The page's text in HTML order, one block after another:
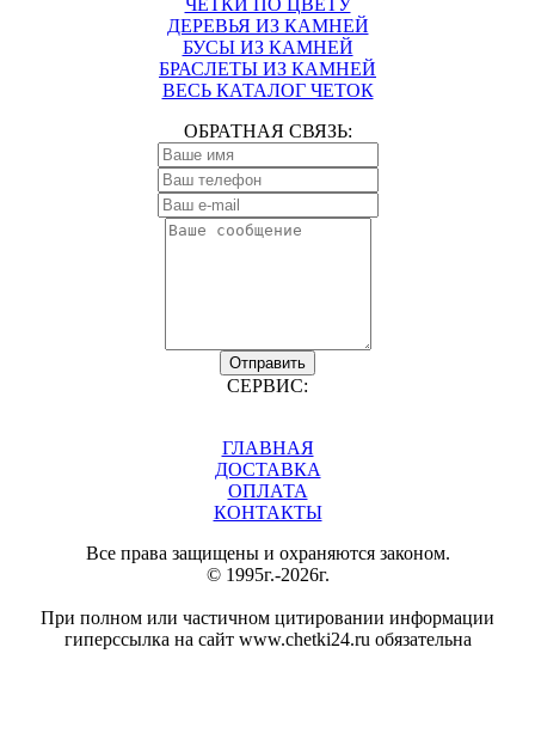
ЧЕТКИ ПО ЦВЕТУ
ДЕРЕВЬЯ ИЗ КАМНЕЙ
БУСЫ ИЗ КАМНЕЙ
БРАСЛЕТЫ ИЗ КАМНЕЙ
ВЕСЬ КАТАЛОГ ЧЕТОК
ОБРАТНАЯ СВЯЗЬ:
Отправить
СЕРВИС:
ГЛАВНАЯ
ДОСТАВКА
ОПЛАТА
КОНТАКТЫ
Все права защищены и охраняются законом.
© 1995г.-2026г.
При полном или частичном цитировании информации
гиперссылка на сайт www.chetki24.ru обязательна